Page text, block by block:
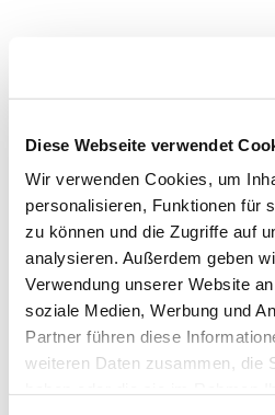
Diese Webseite verwendet
Wir verwenden Cookies, um
personalisieren, Funktionen für
zu können und die Zugriffe auf
analysieren. Außerdem geben
Verwendung unserer Website
soziale Medien, Werbung und
Partner führen diese
weiteren Daten zusammen, die
Dies könnte